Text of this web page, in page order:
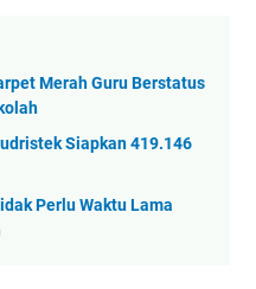
Merah Guru Berstatus
Siapkan 419.146
Perlu Waktu Lama